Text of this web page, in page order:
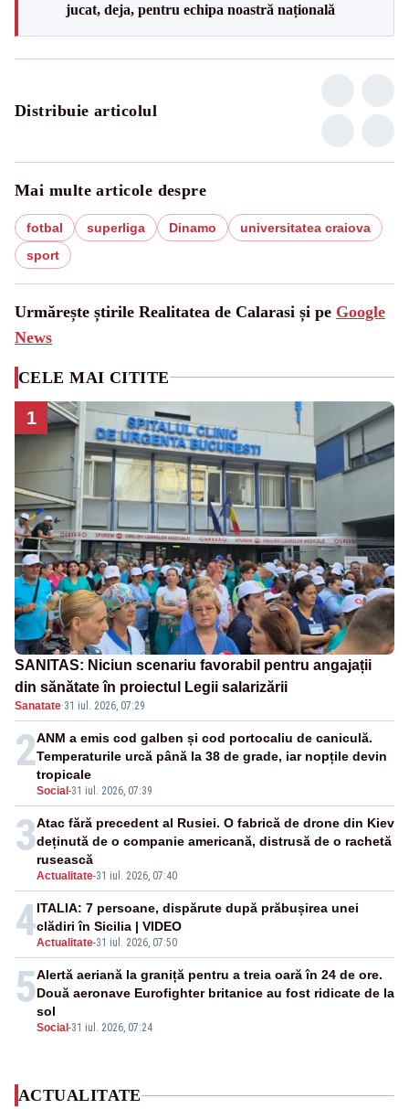
jucat, deja, pentru echipa noastră națională
Distribuie articolul
Mai multe articole despre
fotbal superliga Dinamo
universitatea craiova
sport
Urmărește știrile Realitatea de Calarasi și pe Google
News
CELE MAI CITITE
1
SANITAS: Niciun scenariu favorabil pentru angajații
din sănătate în proiectul Legii salarizării
Sanatate·31 iul. 2026, 07:29
2
Social -31 iul. 2026, 07:39
ANM a emis cod galben și cod portocaliu de caniculă.
Temperaturile urcă până la 38 de grade, iar nopțile devin
tropicale
3
Actualitate-31 iul. 2026, 07:40
Atac fără precedent al Rusiei. O fabrică de drone din Kiev
deținută de o companie americană, distrusă de o rachetă
rusească
4Actualitate-31 iul. 2026, 07:50
ITALIA: 7 persoane, dispărute după prăbușirea unei
clădiri în Sicilia | VIDEO
5
Social -31 iul. 2026, 07:24
Alertă aeriană la graniță pentru a treia oară în 24 de ore.
Două aeronave Eurofighter britanice au fost ridicate de la
sol
ACTUALITATE